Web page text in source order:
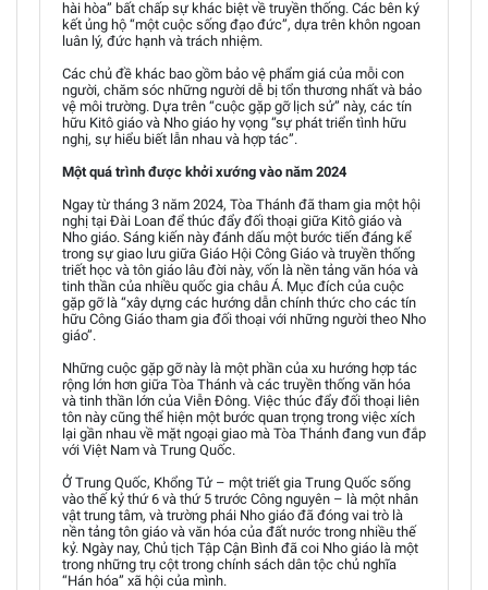
hài hòa” bất chấp sự khác biệt về truyền thống. Các bên ký
kết ủng hộ “một cuộc sống đạo đức”, dựa trên khôn ngoan
luân lý, đức hạnh và trách nhiệm.
Các chủ đề khác bao gồm bảo vệ phẩm giá của mỗi con
người, chăm sóc những người dễ bị tổn thương nhất và bảo
vệ môi trường. Dựa trên “cuộc gặp gỡ lịch sử” này, các tín
hữu Kitô giáo và Nho giáo hy vọng “sự phát triển tình hữu
nghị, sự hiểu biết lẫn nhau và hợp tác”.
Một quá trình được khởi xướng vào năm 2024
Ngay từ tháng 3 năm 2024, Tòa Thánh đã tham gia một hội
nghị tại Đài Loan để thúc đẩy đối thoại giữa Kitô giáo và
Nho giáo. Sáng kiến này đánh dấu một bước tiến đáng kể
trong sự giao lưu giữa Giáo Hội Công Giáo và truyền thống
triết học và tôn giáo lâu đời này, vốn là nền tảng văn hóa và
tinh thần của nhiều quốc gia châu Á. Mục đích của cuộc
gặp gỡ là “xây dựng các hướng dẫn chính thức cho các tín
hữu Công Giáo tham gia đối thoại với những người theo Nho
giáo”.
Những cuộc gặp gỡ này là một phần của xu hướng hợp tác
rộng lớn hơn giữa Tòa Thánh và các truyền thống văn hóa
và tinh thần lớn của Viễn Đông. Việc thúc đẩy đối thoại liên
tôn này cũng thể hiện một bước quan trọng trong việc xích
lại gần nhau về mặt ngoại giao mà Tòa Thánh đang vun đắp
với Việt Nam và Trung Quốc.
Ở Trung Quốc, Khổng Tử – một triết gia Trung Quốc sống
vào thế kỷ thứ 6 và thứ 5 trước Công nguyên – là một nhân
vật trung tâm, và trường phái Nho giáo đã đóng vai trò là
nền tảng tôn giáo và văn hóa của đất nước trong nhiều thế
kỷ. Ngày nay, Chủ tịch Tập Cận Bình đã coi Nho giáo là một
trong những trụ cột trong chính sách dân tộc chủ nghĩa
“Hán hóa” xã hội của mình.